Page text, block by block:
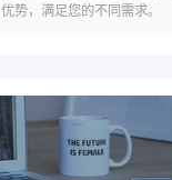
优势，满足您的不同需求。